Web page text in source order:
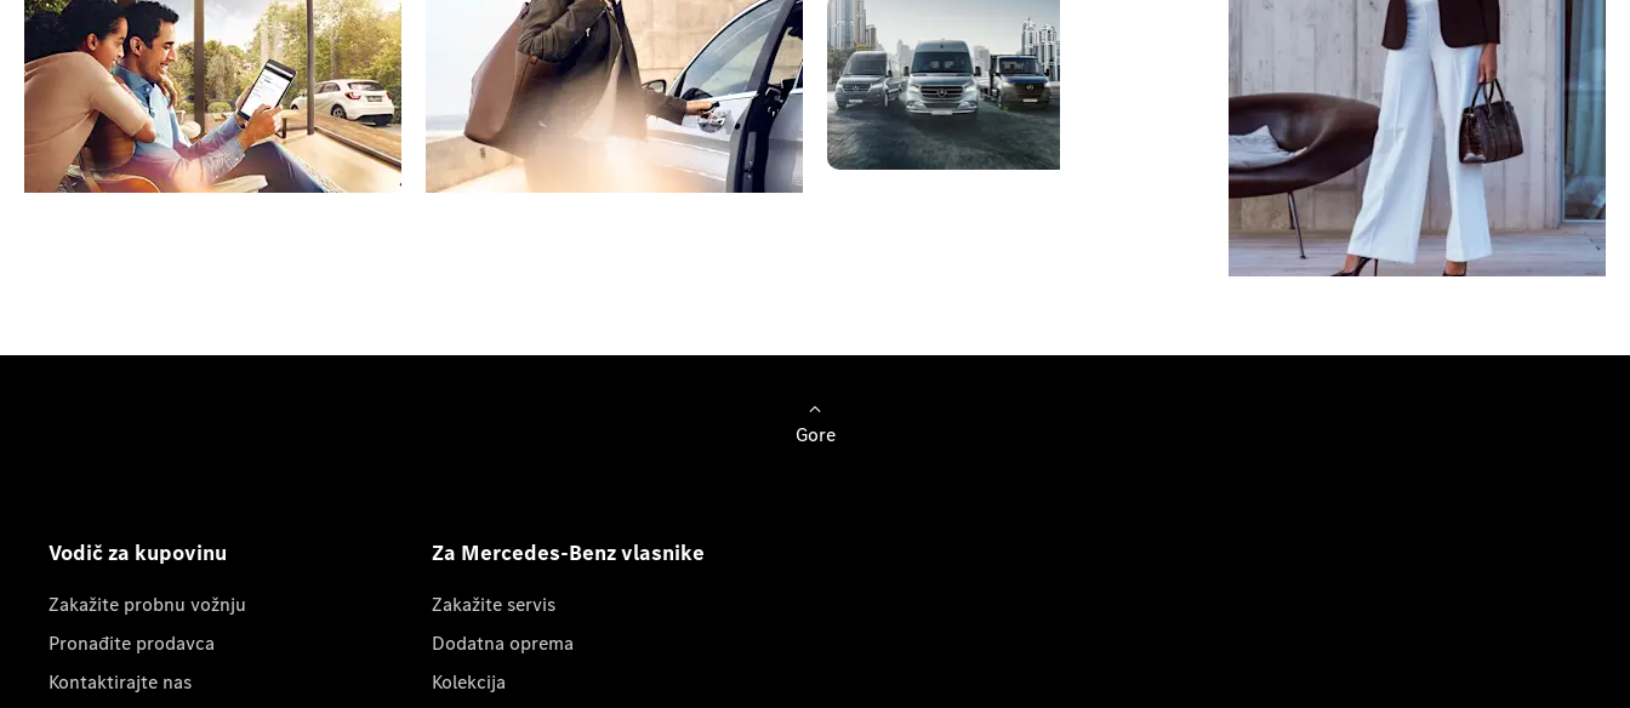
Gore
Vodič za kupovinu
Zakažite probnu vožnju
Pronađite prodavca
Kontaktirajte nas
Za Mercedes-Benz vlasnike
Zakažite servis
Dodatna oprema
Kolekcija